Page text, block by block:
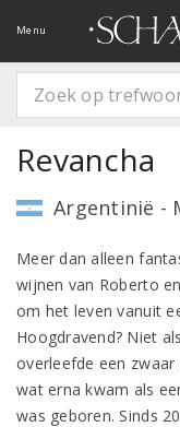
Menu
Revancha
Argentinië -
Meer dan alleen
wijnen van Roberto
om het leven vanuit
Hoogdravend? Niet
overleefde een
wat erna kwam als
was geboren. Sinds